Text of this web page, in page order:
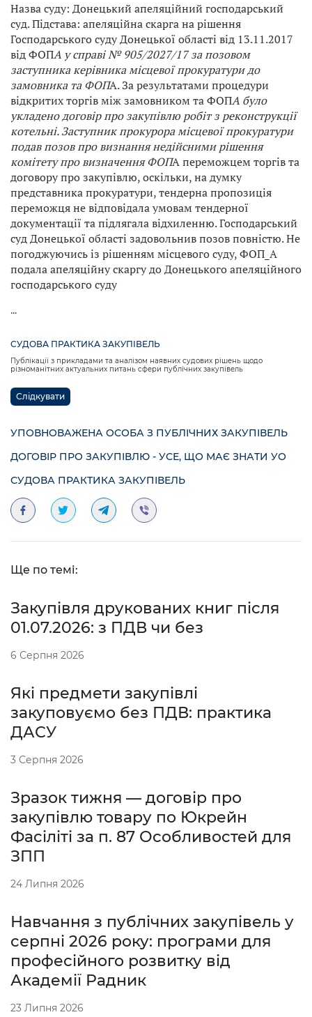
Назва суду: Донецький апеляційний господарський
суд. Підстава: апеляційна скарга на рішення
Господарського суду Донецької області від 13.11.2017
від ФОПА у справі № 905/2027/17 за позовом
заступника керівника місцевої прокуратури до
замовника та ФОПА. За результатами процедури
відкритих торгів між замовником та ФОПА було
укладено договір про закупівлю робіт з реконструкції
котельні. Заступник прокурора місцевої прокуратури
подав позов про визнання недійсними рішення
комітету про визначення ФОПА переможцем торгів та
договору про закупівлю, оскільки, на думку
представника прокуратури, тендерна пропозиція
переможця не відповідала умовам тендерної
документації та підлягала відхиленню. Господарський
суд Донецької області задовольнив позов повністю. Не
погоджуючись із рішенням місцевого суду, ФОП_А
подала апеляційну скаргу до Донецького апеляційного
господарського суду
...
СУДОВА ПРАКТИКА ЗАКУПІВЕЛЬ
Публікації з прикладами та аналізом наявних судових рішень щодо
різноманітних актуальних питань сфери публічних закупівель
Слідкувати
УПОВНОВАЖЕНА ОСОБА З ПУБЛІЧНИХ ЗАКУПІВЕЛЬ
ДОГОВІР ПРО ЗАКУПІВЛЮ - УСЕ, ЩО МАЄ ЗНАТИ УО
СУДОВА ПРАКТИКА ЗАКУПІВЕЛЬ
Ще по темі:
Закупівля друкованих книг після
01.07.2026: з ПДВ чи без
6 Серпня 2026
Які предмети закупівлі
закуповуємо без ПДВ: практика
ДАСУ
3 Серпня 2026
Зразок тижня — договір про
закупівлю товару по Юкрейн
Фасіліті за п. 87 Особливостей для
ЗПП
24 Липня 2026
Навчання з публічних закупівель у
серпні 2026 року: програми для
професійного розвитку від
Академії Радник
23 Липня 2026